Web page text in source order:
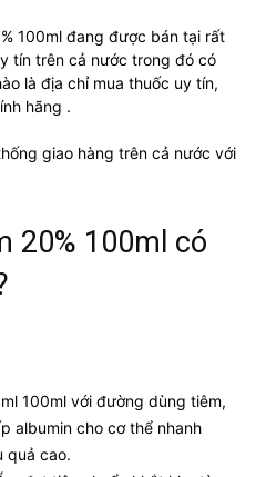
100ml đang được bán tại rất
tín trên cả nước trong đó có
là địa chỉ mua thuốc uy tín,
hãng .
giao hàng trên cả nước với
20% 100ml có
100ml với đường dùng tiêm,
albumin cho cơ thể nhanh
quả cao.